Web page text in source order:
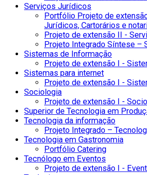
Serviços Jurídicos
Portfólio Projeto de
Jurídicos, Cartorários e
Projeto de extensão II -
Projeto Integrado Síntese –
Sistemas de Informação
Projeto de extensão I -
Sistemas para internet
Projeto de extensão I -
Sociologia
Projeto de extensão I -
Superior de Tecnologia em
Tecnologia da informação
Projeto Integrado –
Tecnologia em Gastronomia
Portfólio Catering
Tecnólogo em Eventos
Projeto de extensão I -